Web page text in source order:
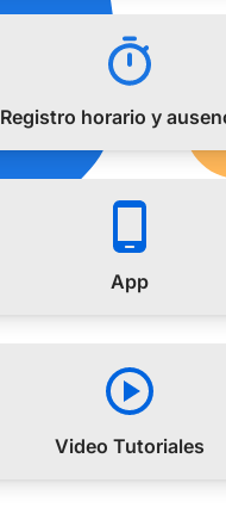
Registro horario y
App
Video Tutoriales